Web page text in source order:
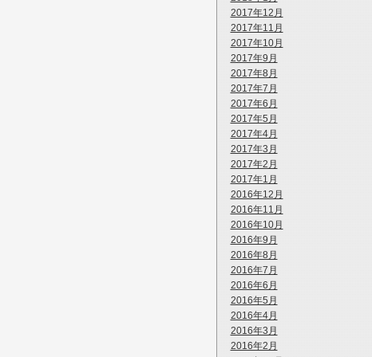
2017年12月
2017年11月
2017年10月
2017年9月
2017年8月
2017年7月
2017年6月
2017年5月
2017年4月
2017年3月
2017年2月
2017年1月
2016年12月
2016年11月
2016年10月
2016年9月
2016年8月
2016年7月
2016年6月
2016年5月
2016年4月
2016年3月
2016年2月